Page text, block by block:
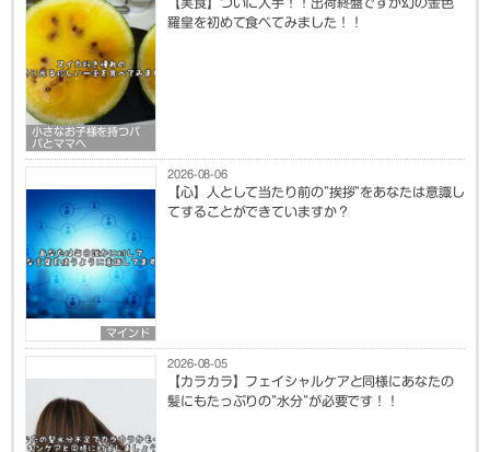
小さなお子様を持つパ
パとママへ
羅皇を初めて食べてみました！！
マインド
2026-08-06
【心】人として当たり前の”挨拶”をあなたは意識し
てすることができていますか？
2026-08-05
【カラカラ】フェイシャルケアと同様にあなたの
髪にもたっぷりの”水分”が必要です！！